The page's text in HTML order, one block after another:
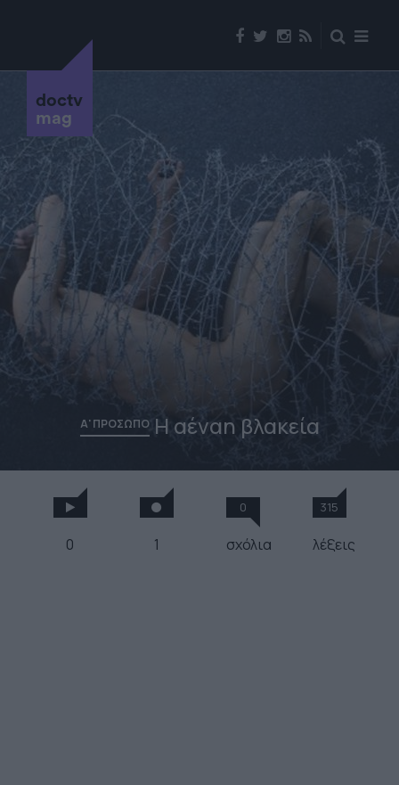
doctv
mag
Α' ΠΡΟΣΩΠΟΗ αέναη βλακεία
0 1
0
σχόλια
315
λέξεις